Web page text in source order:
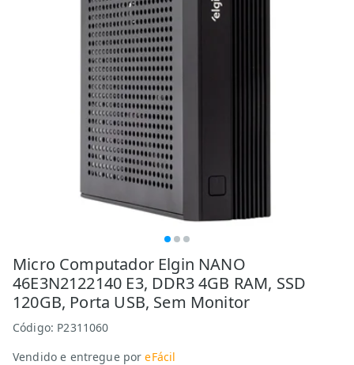
Micro Computador Elgin NANO
46E3N2122140 E3, DDR3 4GB RAM, SSD
120GB, Porta USB, Sem Monitor
Código: P2311060
Vendido e entregue por eFácil